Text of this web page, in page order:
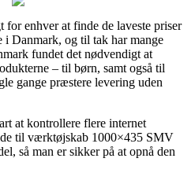
enhver at finde de laveste priser
Danmark, og til tak har mange
fundet det nødvendigt at
– til børn, samt også til
gange præstere levering uden
at kontrollere flere internet
til værktøjskab 1000×435 SMV
så man er sikker på at opnå den